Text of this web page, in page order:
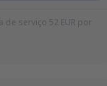
de serviço 52 EUR por